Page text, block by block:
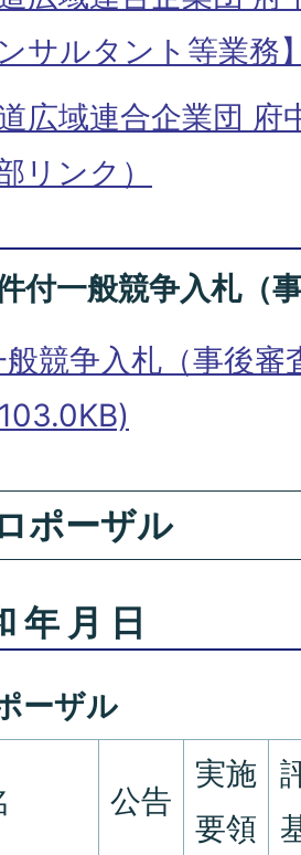
サルタント等業務
広域連合企業団 府
リンク）
付一般競争入札（
競争入札（事後
ポーザル
年 月 日
ーザル
公告
実施
要領